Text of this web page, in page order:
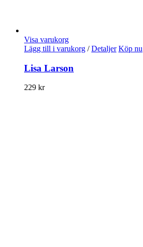
Visa varukorg
Lägg till i varukorg / Detaljer Köp nu
Lisa Larson
229 kr